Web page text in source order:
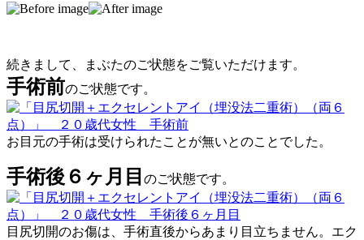
続きまして、まぶたのご状態をご覧いただけます。
手術前のご状態です。
お目元の手術は受けられたことが無いとのことでした。
手術後６ヶ月目 のご状態です。
目尻切開のお傷は、手術直後からあまり目立ちません。エク